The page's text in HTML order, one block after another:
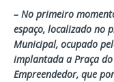
– No primeiro
espaço, localizado no
Municipal, ocupado
implantada a Praça do
Empreendedor, que